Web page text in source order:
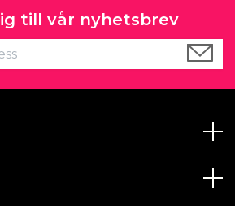
till vår nyhetsbrev